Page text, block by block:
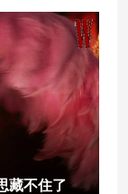
藏不住了